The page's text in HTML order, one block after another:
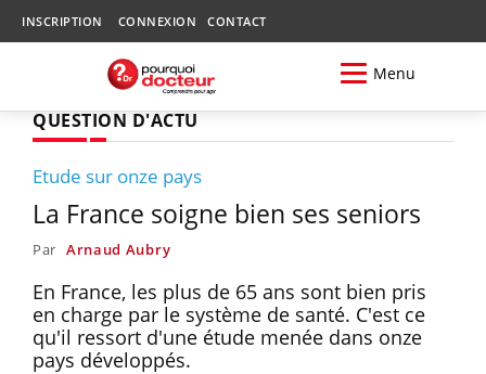
INSCRIPTION CONNEXION CONTACT
Menu
QUESTION D'ACTU
Etude sur onze pays
La France soigne bien ses seniors
Par Arnaud Aubry
En France, les plus de 65 ans sont bien pris
en charge par le système de santé. C'est ce
qu'il ressort d'une étude menée dans onze
pays développés.